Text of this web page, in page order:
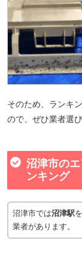
そのため、ランキ
ので、ぜひ業者選
沼津市の
ンキング
沼津市では沼津駅
業者があります。